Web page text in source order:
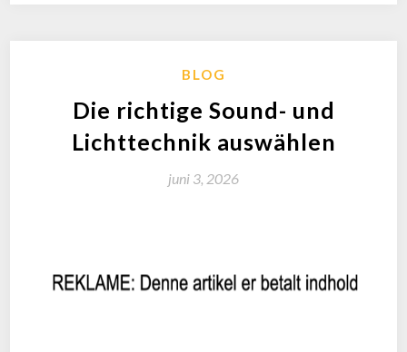
BLOG
Die richtige Sound- und
Lichttechnik auswählen
juni 3, 2026